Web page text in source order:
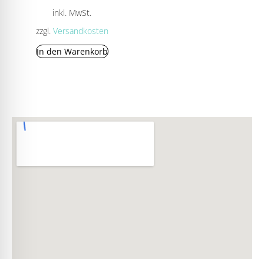
inkl. MwSt.
zzgl. Versandkosten
In den Warenkorb